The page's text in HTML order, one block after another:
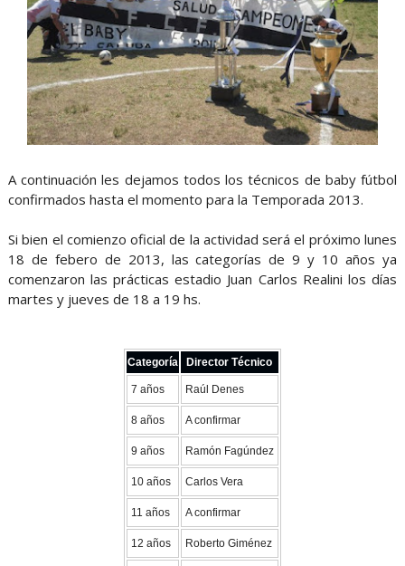
A continuación les dejamos todos los técnicos de baby fútbol
confirmados hasta el momento para la Temporada 2013.
Si bien el comienzo oficial de la actividad será el próximo lunes
18 de febero de 2013, las categorías de 9 y 10 años ya
comenzaron las prácticas estadio Juan Carlos Realini los días
martes y jueves de 18 a 19 hs.
Categoría Director Técnico
7 años Raúl Denes
8 años A confirmar
9 años Ramón Fagúndez
10 años Carlos Vera
11 años A confirmar
12 años Roberto Giménez